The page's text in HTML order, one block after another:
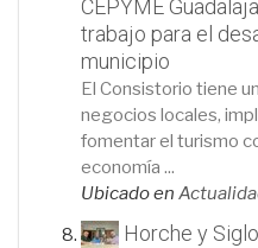
CEPYME
trabajo para el
municipio
El Consistorio tiene
negocios locales,
fomentar el turismo
economía ...
Ubicado en
Horche y